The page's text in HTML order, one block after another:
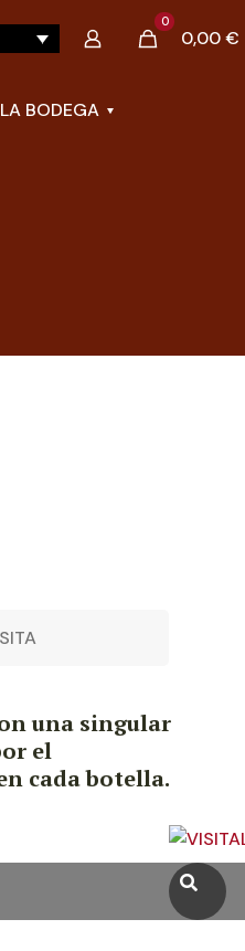
0
0,00 €
BODEGA
una singular
el
cada botella.